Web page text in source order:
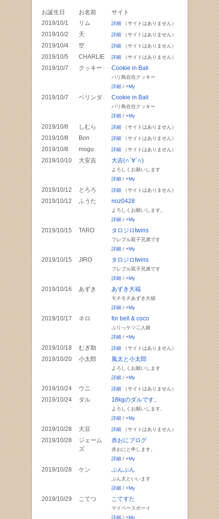
お誕生日 お名前
サイト
2019/10/1
リム 詳細（サイトはありません）
2019/10/2 天 詳細（サイトはありません）
2019/10/4 空 詳細（サイトはありません）
2019/10/5 CHARLIE 詳細（サイトはありません）
2019/10/7 クッキー Cookie in Bali
バリ島在住クッキー
詳細/ +My
2019/10/7 ベリンダ Cookie in Bali
バリ島在住クッキー
詳細/ +My
2019/10/8 しむら 詳細（サイトはありません）
2019/10/8 Bon 詳細（サイトはありません）
2019/10/8 mogu 詳細（サイトはありません）
2019/10/10 大安吉 大吉(∩´∀`∩)
よろしくお願いします
詳細/ +My
2019/10/12 とろろ 詳細（サイトはありません）
2019/10/12 ふうた noz0428
よろしくお願いします。
詳細/ +My
2019/10/15 TARO タロジロtwins
フレブル双子兄弟です
詳細/ +My
2019/10/15 JIRO タロジロtwins
フレブル双子兄弟です
詳細/ +My
2019/10/16 あずき あずき大福
モチモチあずき大福
詳細/ +My
2019/10/17 ネロ for bell & coco
ぷりっケツ二人娘
詳細/ +My
2019/10/18 むぎ助 詳細（サイトはありません）
2019/10/20 小太郎 風太と小太郎
よろしくお願いします
詳細/ +My
2019/10/24 ウニ 詳細（サイトはありません）
2019/10/24 ダル 18kgのダルです。
よろしくお願いします。
詳細/ +My
2019/10/28 大豆 詳細（サイトはありません）
2019/10/28
ジェーム
ズ
赤おにブログ
赤おにと申します。
詳細/ +My
2019/10/28 ケン ぶんぶん
ぶん太といいます
詳細/ +My
2019/10/29 こてつ こてすた
マイペースボーイ
詳細/ +My